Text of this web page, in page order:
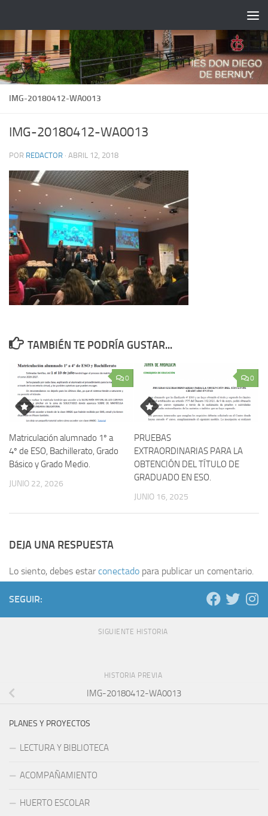
IMG-20180412-WA0013
IMG-20180412-WA0013
POR REDACTOR · ABRIL 12, 2018
TAMBIÉN TE PODRÍA GUSTAR...
0
Matriculación alumnado 1º a
4º de ESO, Bachillerato, Grado
Básico y Grado Medio.
JUNIO 22, 2026
0
PRUEBAS
EXTRAORDINARIAS PARA LA
OBTENCIÓN DEL TÍTULO DE
GRADUADO EN ESO.
JUNIO 16, 2025
DEJA UNA RESPUESTA
Lo siento, debes estar conectado para publicar un comentario.
SEGUIR:
SIGUIENTE HISTORIA
HISTORIA PREVIA
IMG-20180412-WA0013
PLANES Y PROYECTOS
LECTURA Y BIBLIOTECA
ACOMPAÑAMIENTO
HUERTO ESCOLAR